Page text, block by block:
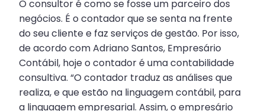
O consultor é como se fosse um parceiro dos
negócios. É o contador que se senta na frente
do seu cliente e faz serviços de gestão. Por isso,
de acordo com Adriano Santos, Empresário
Contábil, hoje o contador é uma contabilidade
consultiva. “O contador traduz as análises que
realiza, e que estão na linguagem contábil, para
a linguagem empresarial. Assim, o empresário